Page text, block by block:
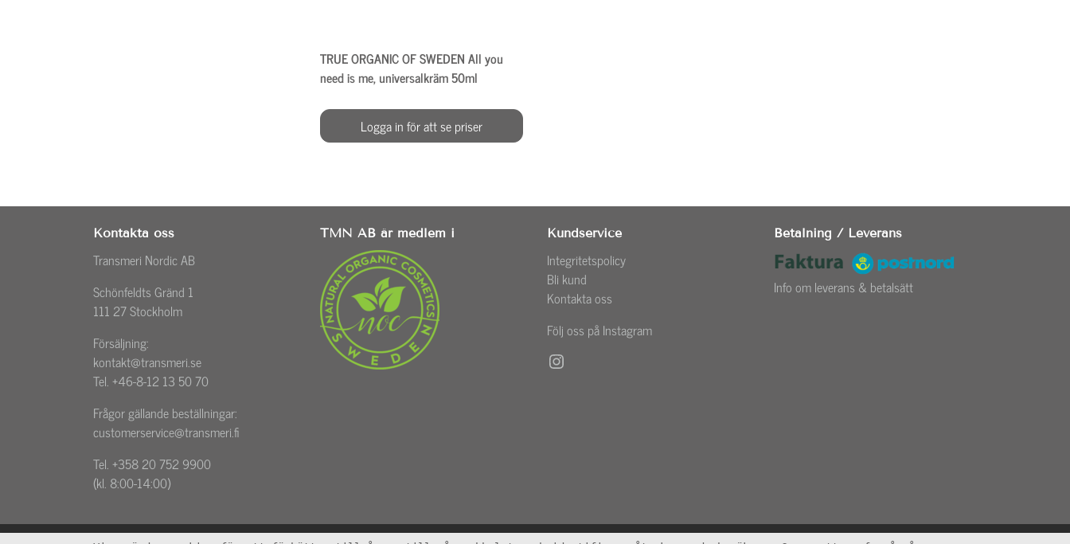
TRUE ORGANIC OF SWEDEN All you
need is me, universalkräm 50ml
Logga in för att se priser
Kontakta oss
Transmeri Nordic AB
Schönfeldts Gränd 1
111 27 Stockholm
Försäljning:
kontakt@transmeri.se
Tel. +46-8-12 13 50 70
Frågor gällande beställningar:
customerservice@transmeri.fi
Tel. +358 20 752 9900
(kl. 8:00-14:00)
TMN AB är medlem i Kundservice
Integritetspolicy
Bli kund
Kontakta oss
Följ oss på Instagram
Instagram
Betalning / Leverans
Info om leverans & betalsätt